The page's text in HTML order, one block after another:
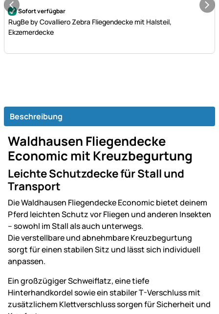
Noch keine Bewertungen abgegeben
Sofort verfügbar
RugBe by Covalliero Zebra Fliegendecke mit Halsteil,
Ekzemerdecke
Beschreibung
Waldhausen Fliegendecke
Economic mit Kreuzbegurtung
Leichte Schutzdecke für Stall und
Transport
Die Waldhausen Fliegendecke Economic bietet deinem
Pferd leichten Schutz vor Fliegen und anderen Insekten
– sowohl im Stall als auch unterwegs.
Die verstellbare und abnehmbare Kreuzbegurtung
sorgt für einen stabilen Sitz und lässt sich individuell
anpassen.
Ein großzügiger Schweiflatz, eine tiefe
Hinterhandkordel sowie ein stabiler T-Verschluss mit
zusätzlichem Klettverschluss sorgen für Sicherheit und